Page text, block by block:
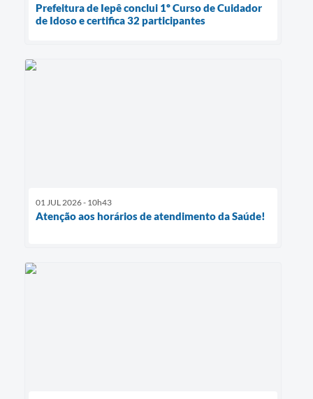
Prefeitura de Iepê conclui 1º Curso de Cuidador
de Idoso e certifica 32 participantes
01 JUL 2026 - 10h43
Atenção aos horários de atendimento da Saúde!